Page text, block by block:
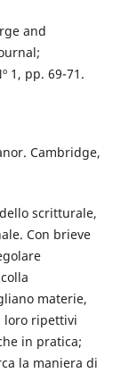
and
1, pp. 69-71.
Cambridge,
scritturale,
Con brieve
materie,
loro ripettivi
in pratica;
la maniera di